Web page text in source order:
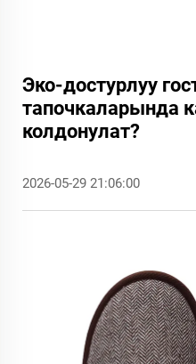
Эко-достурлуу
тапочкаларында
колдонулат?
2026-05-29 21:06:00